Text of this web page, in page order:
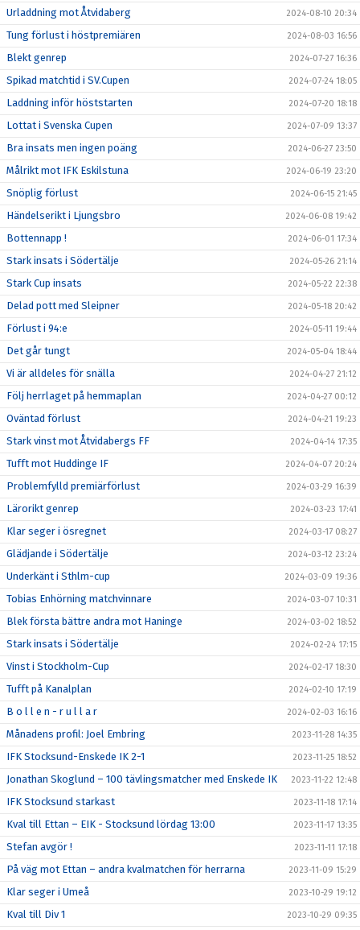
Urladdning mot Åtvidaberg 2024-08-10 20:34
Tung förlust i höstpremiären 2024-08-03 16:56
Blekt genrep 2024-07-27 16:36
Spikad matchtid i SV.Cupen 2024-07-24 18:05
Laddning inför höststarten 2024-07-20 18:18
Lottat i Svenska Cupen 2024-07-09 13:37
Bra insats men ingen poäng 2024-06-27 23:50
Målrikt mot IFK Eskilstuna 2024-06-19 23:20
Snöplig förlust 2024-06-15 21:45
Händelserikt i Ljungsbro 2024-06-08 19:42
Bottennapp ! 2024-06-01 17:34
Stark insats i Södertälje 2024-05-26 21:14
Stark Cup insats 2024-05-22 22:38
Delad pott med Sleipner 2024-05-18 20:42
Förlust i 94:e 2024-05-11 19:44
Det går tungt 2024-05-04 18:44
Vi är alldeles för snälla 2024-04-27 21:12
Följ herrlaget på hemmaplan 2024-04-27 00:12
Oväntad förlust 2024-04-21 19:23
Stark vinst mot Åtvidabergs FF 2024-04-14 17:35
Tufft mot Huddinge IF 2024-04-07 20:24
Problemfylld premiärförlust 2024-03-29 16:39
Lärorikt genrep 2024-03-23 17:41
Klar seger i ösregnet 2024-03-17 08:27
Glädjande i Södertälje 2024-03-12 23:24
Underkänt i Sthlm-cup 2024-03-09 19:36
Tobias Enhörning matchvinnare 2024-03-07 10:31
Blek första bättre andra mot Haninge 2024-03-02 18:52
Stark insats i Södertälje 2024-02-24 17:15
Vinst i Stockholm-Cup 2024-02-17 18:30
Tufft på Kanalplan 2024-02-10 17:19
B o l l e n - r u l l a r 2024-02-03 16:16
Månadens profil: Joel Embring 2023-11-28 14:35
IFK Stocksund-Enskede IK 2-1 2023-11-25 18:52
Jonathan Skoglund – 100 tävlingsmatcher med Enskede IK 2023-11-22 12:48
IFK Stocksund starkast 2023-11-18 17:14
Kval till Ettan – EIK - Stocksund lördag 13:00 2023-11-17 13:35
Stefan avgör ! 2023-11-11 17:18
På väg mot Ettan – andra kvalmatchen för herrarna 2023-11-09 15:29
Klar seger i Umeå 2023-10-29 19:12
Kval till Div 1 2023-10-29 09:35